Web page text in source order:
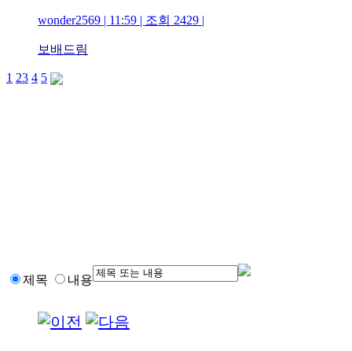
wonder2569 | 11:59 | 조회 2429 |
보배드림
1 23 4 5
제목 내용